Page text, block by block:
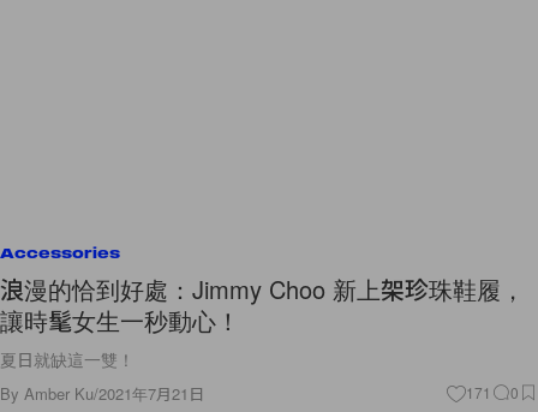
Accessories
浪漫的恰到好處：Jimmy Choo 新上架珍珠鞋履，
讓時髦女生一秒動心！
夏日就缺這一雙！
By Amber Ku/2021年7月21日 171 0